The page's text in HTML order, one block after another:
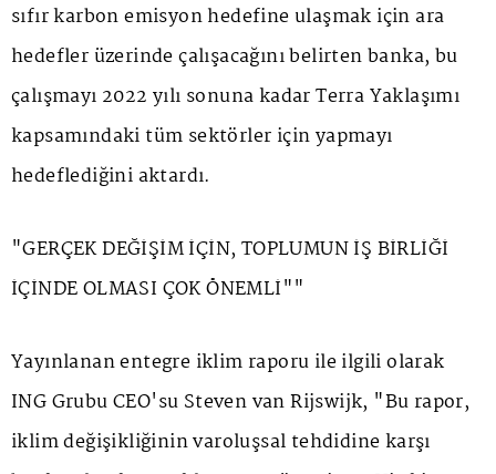
sıfır karbon emisyon hedefine ulaşmak için ara
hedefler üzerinde çalışacağını belirten banka, bu
çalışmayı 2022 yılı sonuna kadar Terra Yaklaşımı
kapsamındaki tüm sektörler için yapmayı
hedeflediğini aktardı.
"GERÇEK DEĞİŞİM İÇİN, TOPLUMUN İŞ BİRLİĞİ
İÇİNDE OLMASI ÇOK ÖNEMLİ""
Yayınlanan entegre iklim raporu ile ilgili olarak
ING Grubu CEO'su Steven van Rijswijk, "Bu rapor,
iklim değişikliğinin varoluşsal tehdidine karşı